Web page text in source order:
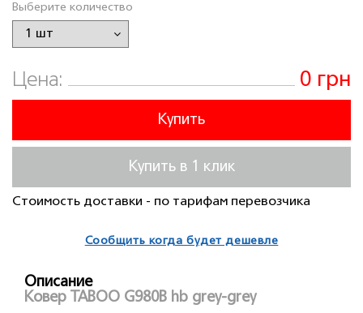
Выберите количество
Цена: 0 грн
Купить
Купить в 1 клик
Стоимость доставки - по тарифам перевозчика
Сообщить когда будет дешевле
Описание
Ковер TABOO G980B hb grey-grey